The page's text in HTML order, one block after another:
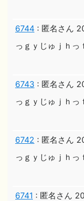
6744 : 匿名さん
っｇｙじゅｊｈっ
6743 : 匿名さん
っｇｙじゅｊｈっ
6742 : 匿名さん
っｇｙじゅｊｈっ
6741 : 匿名さん